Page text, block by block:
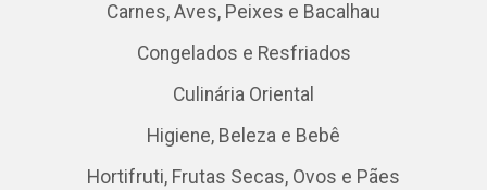
Carnes, Aves, Peixes e Bacalhau
Congelados e Resfriados
Culinária Oriental
Higiene, Beleza e Bebê
Hortifruti, Frutas Secas, Ovos e Pães